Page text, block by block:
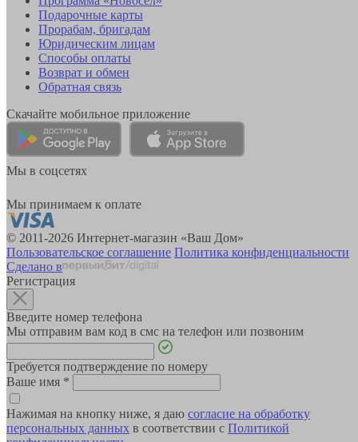
Подарочные карты
Прорабам, бригадам
Юридическим лицам
Способы оплаты
Возврат и обмен
Обратная связь
Скачайте мобильное приложение
Мы в соцсетях
Мы принимаем к оплате
© 2011-2026 Интернет-магазин «Ваш Дом»
Пользовательское соглашение Политика конфиденциальности
Сделано в
Регистрация
Введите номер телефона
Мы отправим вам код в смс на телефон или позвоним
Требуется подтверждение по номеру
Ваше имя *
Нажимая на кнопку ниже, я даю согласие на обработку
персональных данных в соответствии с Политикой